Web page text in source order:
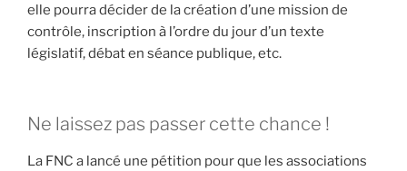
elle pourra décider de la création d’une mission de
contrôle, inscription à l’ordre du jour d’un texte
législatif, débat en séance publique, etc.
Ne laissez pas passer cette chance !
La FNC a lancé une pétition pour que les associations